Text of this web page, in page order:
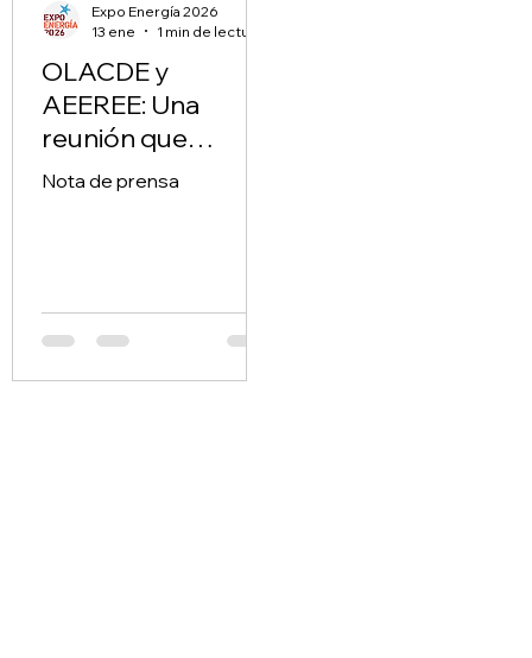
OLACDE y
AEEREE: Una
reunión que
conecta visión
Nota de prensa
Expo Energía 2026
13 ene
1 min de lectura